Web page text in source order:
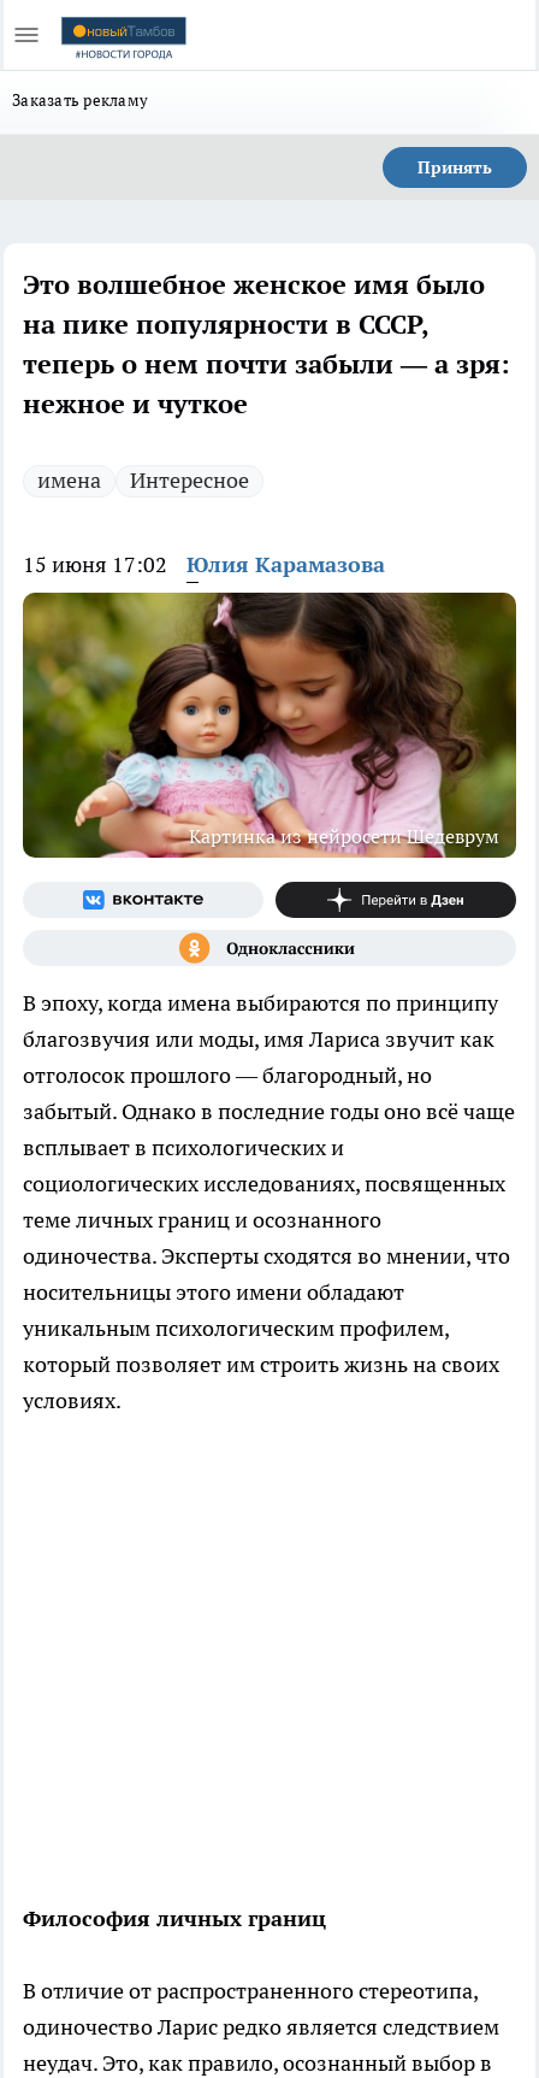
Заказать рекламу
Принять
Это волшебное женское имя было
на пике популярности в СССР,
теперь о нем почти забыли — а зря:
нежное и чуткое
имена Интересное
15 июня 17:02 Юлия Карамазова
Картинка из нейросети Шедеврум
В эпоху, когда имена выбираются по принципу
благозвучия или моды, имя Лариса звучит как
отголосок прошлого — благородный, но
забытый. Однако в последние годы оно всё чаще
всплывает в психологических и
социологических исследованиях, посвященных
теме личных границ и осознанного
одиночества. Эксперты сходятся во мнении, что
носительницы этого имени обладают
уникальным психологическим профилем,
который позволяет им строить жизнь на своих
условиях.
Философия личных границ
В отличие от распространенного стереотипа,
одиночество Ларис редко является следствием
неудач. Это, как правило, осознанный выбор в